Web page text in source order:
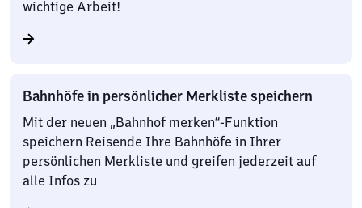
wichtige Arbeit!
Bahnhöfe in persönlicher Merkliste speichern
Mit der neuen „Bahnhof merken“-Funktion
speichern Reisende Ihre Bahnhöfe in Ihrer
persönlichen Merkliste und greifen jederzeit auf
alle Infos zu